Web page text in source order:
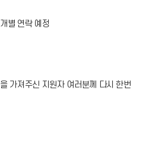
별 연락 예정
가져주신 지원자 여러분께 다시 한번